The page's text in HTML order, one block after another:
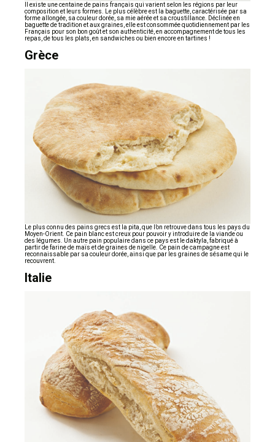
Il existe une centaine de pains français qui varient selon les régions par leur
composition et leurs formes. Le plus célèbre est la baguette, caractérisée par sa
forme allongée, sa couleur dorée, sa mie aérée et sa croustillance. Déclinée en
baguette de tradition et aux graines, elle est consommée quotidiennement par les
Français pour son bon goût et son authenticité, en accompagnement de tous les
repas, de tous les plats, en sandwiches ou bien encore en tartines !
Grèce
Le plus connu des pains grecs est la pita, que l’on retrouve dans tous les pays du
Moyen-Orient. Ce pain blanc est creux pour pouvoir y introduire de la viande ou
des légumes. Un autre pain populaire dans ce pays est le daktyla, fabriqué à
partir de farine de maïs et de graines de nigelle. Ce pain de campagne est
reconnaissable par sa couleur dorée, ainsi que par les graines de sésame qui le
recouvrent.
Italie